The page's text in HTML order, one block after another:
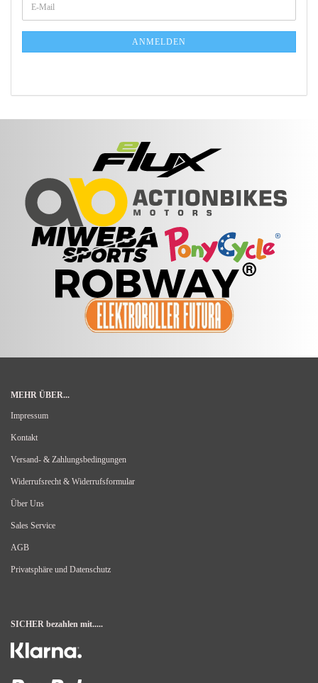
ZUR
NEWSLETTER-
ANMELDUNG
E-
Mail
ANMELDEN
MEHR ÜBER...
Impressum
Kontakt
Versand- & Zahlungsbedingungen
Widerrufsrecht & Widerrufsformular
Über Uns
Sales Service
AGB
Privatsphäre und Datenschutz
SICHER bezahlen mit.....